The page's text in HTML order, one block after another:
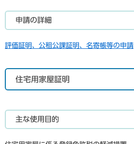
申請の詳細
評価証明、公租公課証明、名寄帳等の申請
住宅用家屋証明
主な使用目的